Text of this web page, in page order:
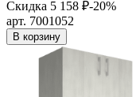
Скидка 5 158 ₽-20%
арт. 7001052
В корзину